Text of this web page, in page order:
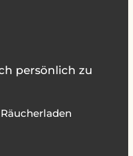
persönlich zu